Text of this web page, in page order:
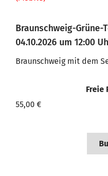
Braunschweig-Grüne-
04.10.2026 um 12:00
Braunschweig mit dem
Freie
55,00 €